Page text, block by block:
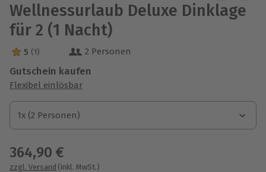
Wellnessurlaub Deluxe Dinklage
für 2 (1 Nacht)
5 Sterne von 5 aus 1 Bewertungen
5 (1) 2 Personen
Gutschein kaufen
Flexibel einlösbar
1x (2 Personen)
1x (2 Personen)
1x (2 Personen)
364,90 €
zzgl. Versand (inkl. MwSt.)